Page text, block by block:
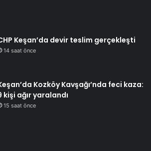
Keşan’da devir teslim gerçekleşti
14 saat önce
Kozköy Kavşağı’nda feci kaza:
kişi ağır yaralandı
15 saat önce